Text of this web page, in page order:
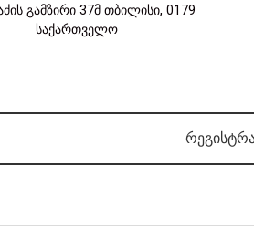
გამზირი 37მ თბილისი, 0179
საქართველო